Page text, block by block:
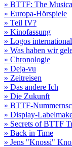
» BTTF: The
» Europa-Hörspiele
» Teil IV?
» Kinofassung
» Logos international
» Was haben wir
» Chronologie
» Deja-vu
» Zeitreisen
» Das andere Ich
» Die Zukunft
» BTTF-
» Display-
» Secrets of BTTF
» Back in Time
» Jens "Knossi"